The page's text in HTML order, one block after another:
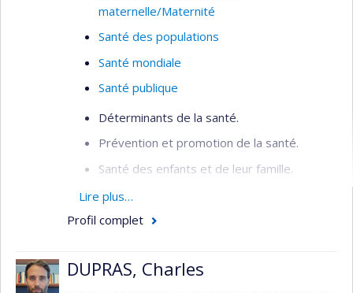
maternelle/Maternité
Santé des populations
Santé mondiale
Santé publique
Déterminants de la santé.
Prévention et promotion de la santé.
Santé des enfants et de leur famille.
Inégalités sociales de santé.
Organisation de la santé publique.
Lire plus…
Profil complet
DUPRAS, Charles